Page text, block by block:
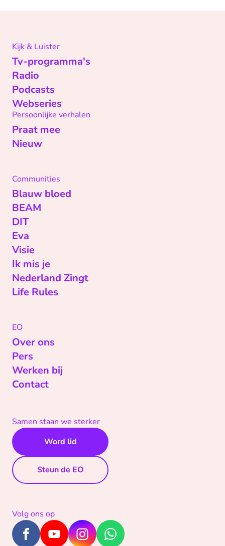
Kijk & Luister
Tv-programma's
Radio
Podcasts
Webseries
Persoonlijke verhalen
Praat mee
Nieuw
Communities
Blauw bloed
BEAM
DIT
Eva
Visie
Ik mis je
Nederland Zingt
Life Rules
EO
Over ons
Pers
Werken bij
Contact
Samen staan we sterker
Word lid
Steun de EO
Volg ons op